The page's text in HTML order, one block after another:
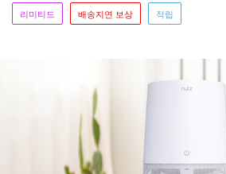
리미티드 배송지연 보상 적립